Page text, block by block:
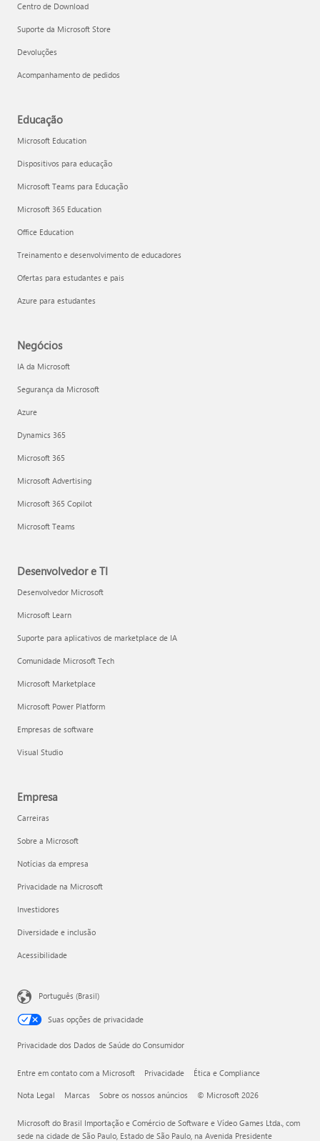
Centro de Download
Suporte da Microsoft Store
Devoluções
Acompanhamento de pedidos
Educação
Microsoft Education
Dispositivos para educação
Microsoft Teams para Educação
Microsoft 365 Education
Office Education
Treinamento e desenvolvimento de educadores
Ofertas para estudantes e pais
Azure para estudantes
Negócios
IA da Microsoft
Segurança da Microsoft
Azure
Dynamics 365
Microsoft 365
Microsoft Advertising
Microsoft 365 Copilot
Microsoft Teams
Desenvolvedor e TI
Desenvolvedor Microsoft
Microsoft Learn
Suporte para aplicativos de marketplace de IA
Comunidade Microsoft Tech
Microsoft Marketplace
Microsoft Power Platform
Empresas de software
Visual Studio
Empresa
Carreiras
Sobre a Microsoft
Notícias da empresa
Privacidade na Microsoft
Investidores
Diversidade e inclusão
Acessibilidade
Português (Brasil)
Suas opções de privacidade
Privacidade dos Dados de Saúde do Consumidor
Entre em contato com a Microsoft Privacidade Ética e Compliance
Nota Legal Marcas Sobre os nossos anúncios © Microsoft 2026
Microsoft do Brasil Importação e Comércio de Software e Vídeo Games Ltda., com
sede na cidade de São Paulo, Estado de São Paulo, na Avenida Presidente